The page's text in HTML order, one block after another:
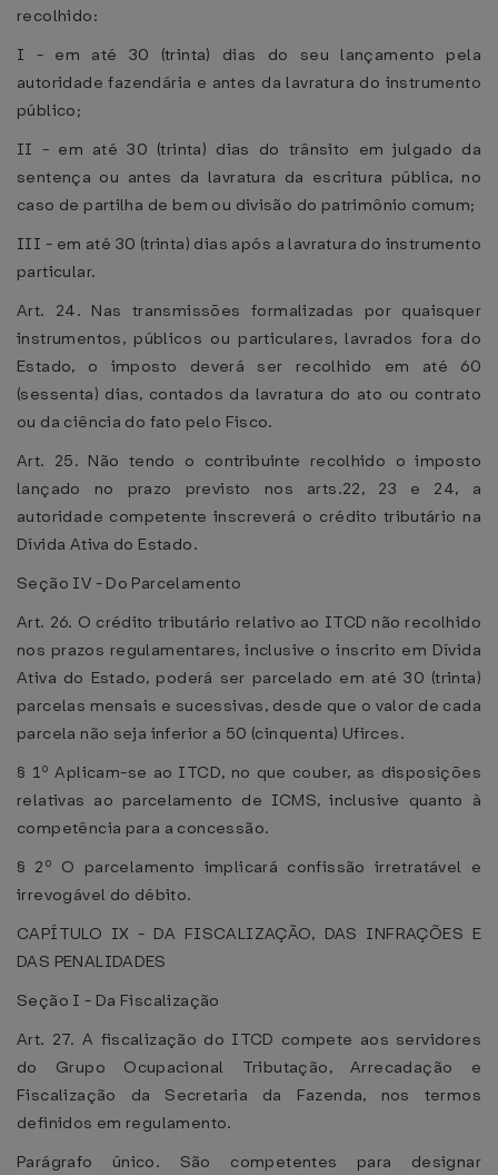
recolhido:
I - em até 30 (trinta) dias do seu lançamento pela
autoridade fazendária e antes da lavratura do instrumento
público;
II - em até 30 (trinta) dias do trânsito em julgado da
sentença ou antes da lavratura da escritura pública, no
caso de partilha de bem ou divisão do patrimônio comum;
III - em até 30 (trinta) dias após a lavratura do instrumento
particular.
Art. 24. Nas transmissões formalizadas por quaisquer
instrumentos, públicos ou particulares, lavrados fora do
Estado, o imposto deverá ser recolhido em até 60
(sessenta) dias, contados da lavratura do ato ou contrato
ou da ciência do fato pelo Fisco.
Art. 25. Não tendo o contribuinte recolhido o imposto
lançado no prazo previsto nos arts.22, 23 e 24, a
autoridade competente inscreverá o crédito tributário na
Dívida Ativa do Estado.
Seção IV - Do Parcelamento
Art. 26. O crédito tributário relativo ao ITCD não recolhido
nos prazos regulamentares, inclusive o inscrito em Dívida
Ativa do Estado, poderá ser parcelado em até 30 (trinta)
parcelas mensais e sucessivas, desde que o valor de cada
parcela não seja inferior a 50 (cinquenta) Ufirces.
§ 1º Aplicam-se ao ITCD, no que couber, as disposições
relativas ao parcelamento de ICMS, inclusive quanto à
competência para a concessão.
§ 2º O parcelamento implicará confissão irretratável e
irrevogável do débito.
CAPÍTULO IX - DA FISCALIZAÇÃO, DAS INFRAÇÕES E
DAS PENALIDADES
Seção I - Da Fiscalização
Art. 27. A fiscalização do ITCD compete aos servidores
do Grupo Ocupacional Tributação, Arrecadação e
Fiscalização da Secretaria da Fazenda, nos termos
definidos em regulamento.
Parágrafo único. São competentes para designar